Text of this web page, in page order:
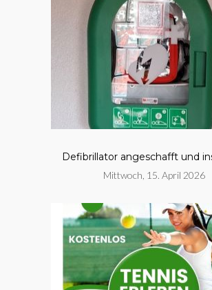
Defibrillator angeschafft und
Mittwoch, 15. April 2026